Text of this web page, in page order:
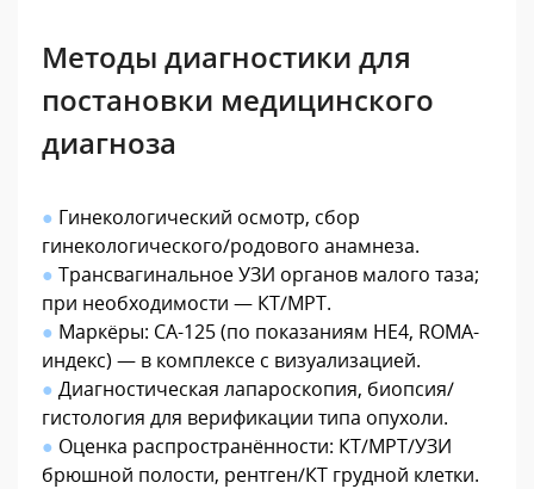
Методы диагностики для
постановки медицинского
диагноза
● Гинекологический осмотр, сбор
гинекологического/родового анамнеза.
● Трансвагинальное УЗИ органов малого таза;
при необходимости — КТ/МРТ.
● Маркёры: CA-125 (по показаниям HE4, ROMA-
индекс) — в комплексе с визуализацией.
● Диагностическая лапароскопия, биопсия/
гистология для верификации типа опухоли.
● Оценка распространённости: КТ/МРТ/УЗИ
брюшной полости, рентген/КТ грудной клетки.